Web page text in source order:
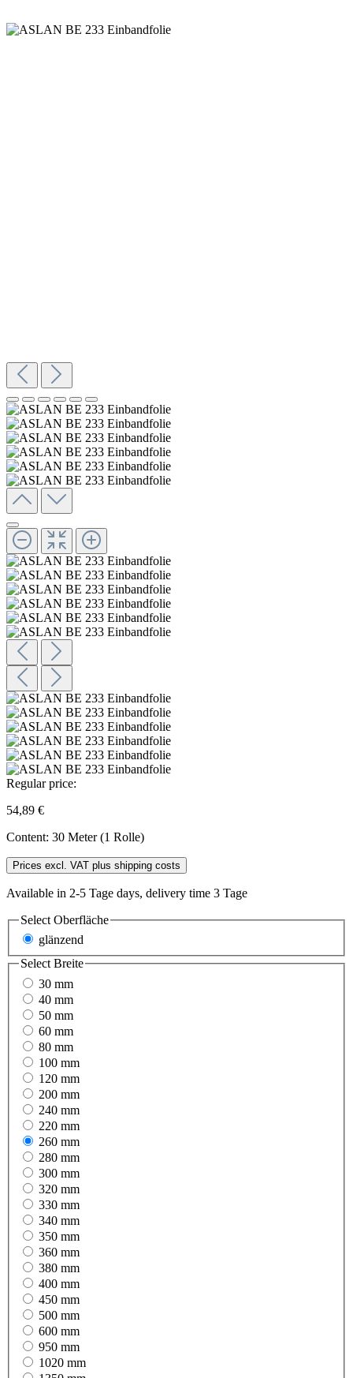
Regular price:
54,89 €
Content: 30 Meter (1 Rolle)
Prices excl. VAT plus shipping costs
Available in 2-5 Tage days, delivery time 3 Tage
Select Oberfläche
glänzend
SelectBreite
30 mm
40 mm
50 mm
60 mm
80 mm
100 mm
120 mm
200 mm
240 mm
220 mm
260 mm
280 mm
300 mm
320 mm
330 mm
340 mm
350 mm
360 mm
380 mm
400 mm
450 mm
500 mm
600 mm
950 mm
1020 mm